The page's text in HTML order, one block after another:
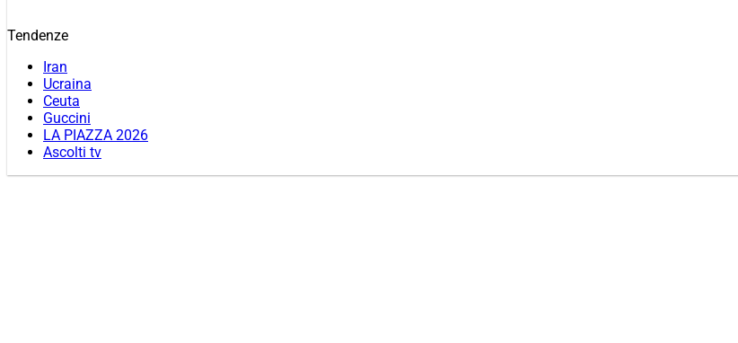
Tendenze
Iran
Ucraina
Ceuta
Guccini
LA PIAZZA 2026
Ascolti tv